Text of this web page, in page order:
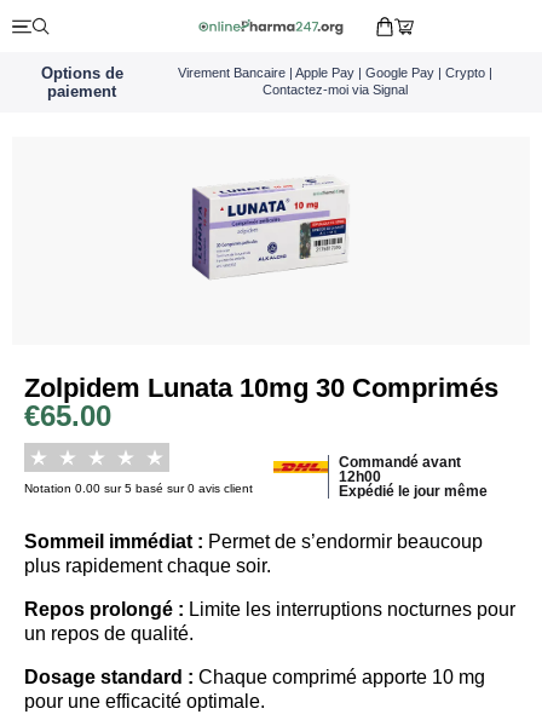
Options de
paiement
Virement Bancaire | Apple Pay | Google Pay | Crypto |
Contactez-moi via Signal
Zolpidem Lunata 10mg 30 Comprimés
€65.00
Notation 0.00 sur 5 basé sur 0 avis client
Commandé avant
12h00
Expédié le jour même
Sommeil immédiat : Permet de s’endormir beaucoup
plus rapidement chaque soir.
Repos prolongé : Limite les interruptions nocturnes pour
un repos de qualité.
Dosage standard : Chaque comprimé apporte 10 mg
pour une efficacité optimale.